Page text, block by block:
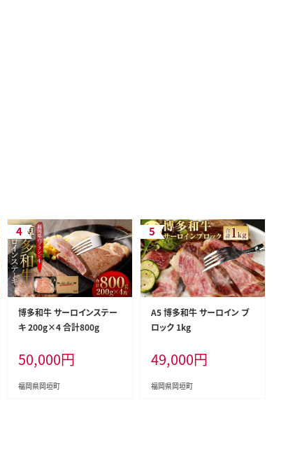
博多和牛 サーロインステー
キ 200g×4 合計800g
50,000円
福岡県岡垣町
A5 博多和牛 サーロイン ブ
ロック 1kg
49,000円
福岡県岡垣町